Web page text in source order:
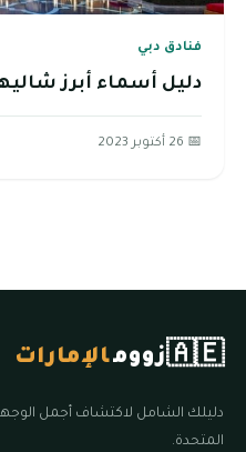
فنادق دبي
دليل أسماء أبرز شاليهات
📅 26 أكتوبر 2023
🇦🇪زوومالإمارات
دليلك الشامل لاكتشاف أجمل
المتحدة.